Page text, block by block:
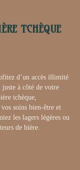
TCHÈQUE
d’un accès illimité
à côté de votre
tchèque,
soins bien-être et
les lagers légères ou
de bière.